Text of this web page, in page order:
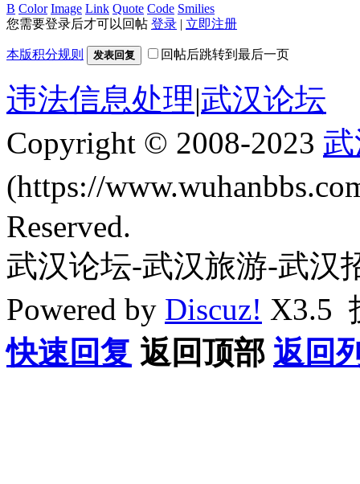
B Color Image Link Quote Code Smilies
您需要登录后才可以回帖 登录 | 立即注册
本版积分规则 发表回复 回帖后跳转到最后一页
违法信息处理|武汉论坛
Copyright © 2008-2023
(https://
Reserved.
武汉论坛-武汉旅游-武汉
Powered by Discuz! X3.5
快速回复 返回顶部 返回